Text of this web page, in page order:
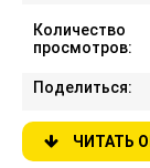
Количество
просмотров:
Поделиться:
ЧИТАТЬ